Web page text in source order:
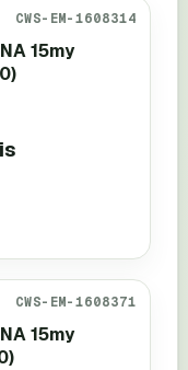
CWS-EM-1608314
15my
CWS-EM-1608371
15my